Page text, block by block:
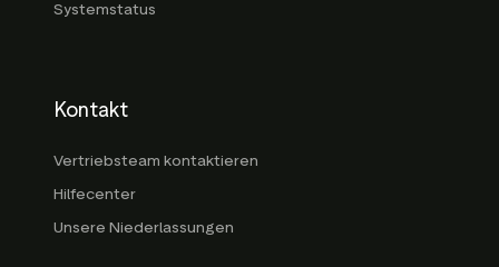
Systemstatus
Kontakt
Vertriebsteam kontaktieren
Hilfecenter
Unsere Niederlassungen